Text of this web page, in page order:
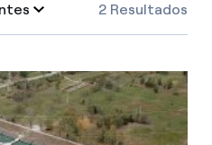
2 Resultados